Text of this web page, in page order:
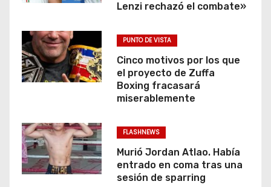
Lenzi rechazó el combate»
PUNTO DE VISTA
Cinco motivos por los que
el proyecto de Zuffa
Boxing fracasará
miserablemente
FLASHNEWS
Murió Jordan Atlao. Había
entrado en coma tras una
sesión de sparring